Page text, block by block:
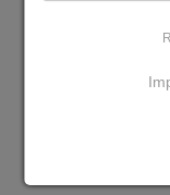
Szállított SW
SHI_90/